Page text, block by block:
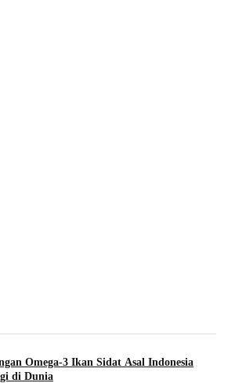
Omega-3 Ikan Sidat Asal Indonesia
di Dunia